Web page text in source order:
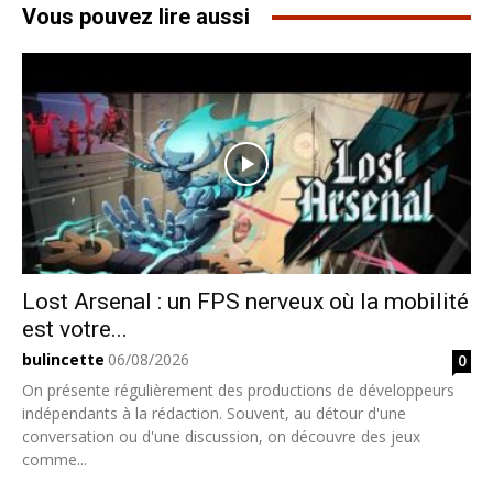
Vous pouvez lire aussi
Lost Arsenal : un FPS nerveux où la mobilité
est votre...
bulincette 06/08/2026
0
On présente régulièrement des productions de développeurs
indépendants à la rédaction. Souvent, au détour d'une
conversation ou d'une discussion, on découvre des jeux
comme...